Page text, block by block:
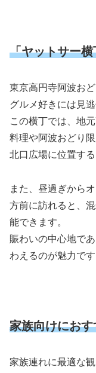
「ヤットサー
東京高円寺阿波おど
グルメ好きには見
この横丁では、地
料理や阿波おどり
北口広場に位置す
また、昼過ぎから
方前に訪れると、
能できます。
賑わいの中心地で
わえるのが魅力です
家族向けにお
家族連れに最適な